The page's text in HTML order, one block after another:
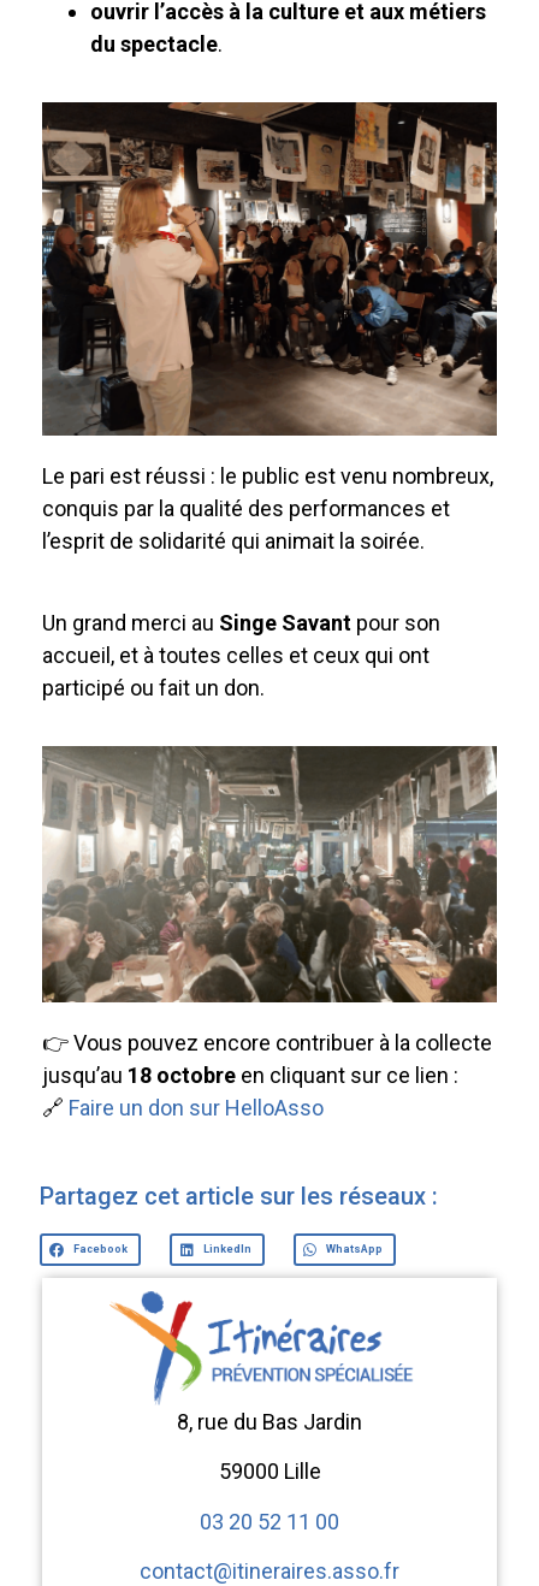
ouvrir l’accès à la culture et aux métiers
du spectacle.
Le pari est réussi : le public est venu nombreux,
conquis par la qualité des performances et
l’esprit de solidarité qui animait la soirée.
Un grand merci au Singe Savant pour son
accueil, et à toutes celles et ceux qui ont
participé ou fait un don.
👉 Vous pouvez encore contribuer à la collecte
jusqu’au 18 octobre en cliquant sur ce lien :
🔗 Faire un don sur HelloAsso
Partagez cet article sur les réseaux :
Facebook LinkedIn WhatsApp
8, rue du Bas Jardin
59000 Lille
03 20 52 11 00
contact@itineraires.asso.fr